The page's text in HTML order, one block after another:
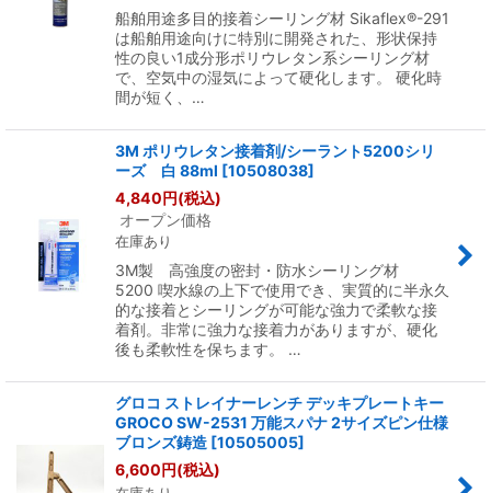
船舶用途多目的接着シーリング材 Sikaflex®-291
は船舶用途向けに特別に開発された、形状保持
性の良い1成分形ポリウレタン系シーリング材
で、空気中の湿気によって硬化します。 硬化時
間が短く、…
3M ポリウレタン接着剤/シーラント5200シリ
ーズ 白 88ml [10508038]
4,840円(税込)
オープン価格
在庫あり
3M製 高強度の密封・防水シーリング材
5200 喫水線の上下で使用でき、実質的に半永久
的な接着とシーリングが可能な強力で柔軟な接
着剤。非常に強力な接着力がありますが、硬化
後も柔軟性を保ちます。 …
グロコ ストレイナーレンチ デッキプレートキー
GROCO SW-2531 万能スパナ 2サイズピン仕様
ブロンズ鋳造 [10505005]
6,600円(税込)